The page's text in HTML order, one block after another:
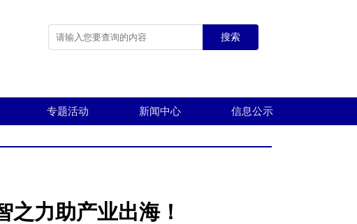
搜索
专题活动 新闻中心 信息公示
之力助产业出海！